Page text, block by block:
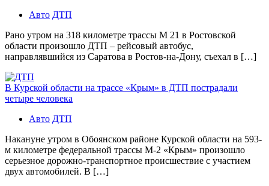
Авто ДТП
Рано утром на 318 километре трассы М 21 в Ростовской
области произошло ДТП – рейсовый автобус,
направлявшийся из Саратова в Ростов-на-Дону, съехал в […]
В Курской области на трассе «Крым» в ДТП пострадали
четыре человека
Авто ДТП
Накануне утром в Обоянском районе Курской области на 593-
м километре федеральной трассы М-2 «Крым» произошло
серьезное дорожно-транспортное происшествие с участием
двух автомобилей. В […]